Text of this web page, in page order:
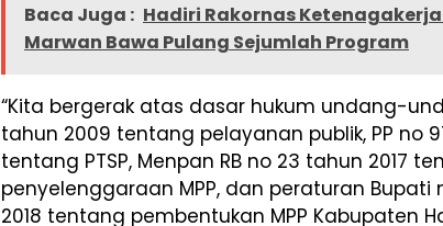
Baca Juga : Hadiri Rakornas
Marwan Bawa Pulang Sejumlah Program
“Kita bergerak atas dasar hukum undang-
tahun 2009 tentang pelayanan publik, PP no
tentang PTSP, Menpan RB no 23 tahun 2017
penyelenggaraan MPP, dan peraturan Bupati
2018 tentang pembentukan MPP Kabupaten